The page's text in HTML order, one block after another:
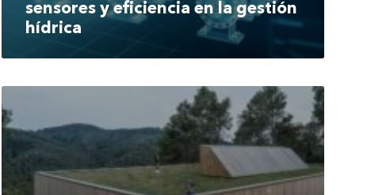
sensores y eficiencia en la gestión
hídrica